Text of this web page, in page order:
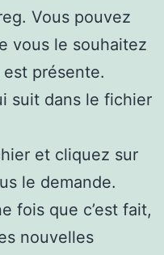
Vous pouvez
vous le souhaitez
présente.
suit dans le fichier
et cliquez sur
le demande.
fois que c’est fait,
nouvelles